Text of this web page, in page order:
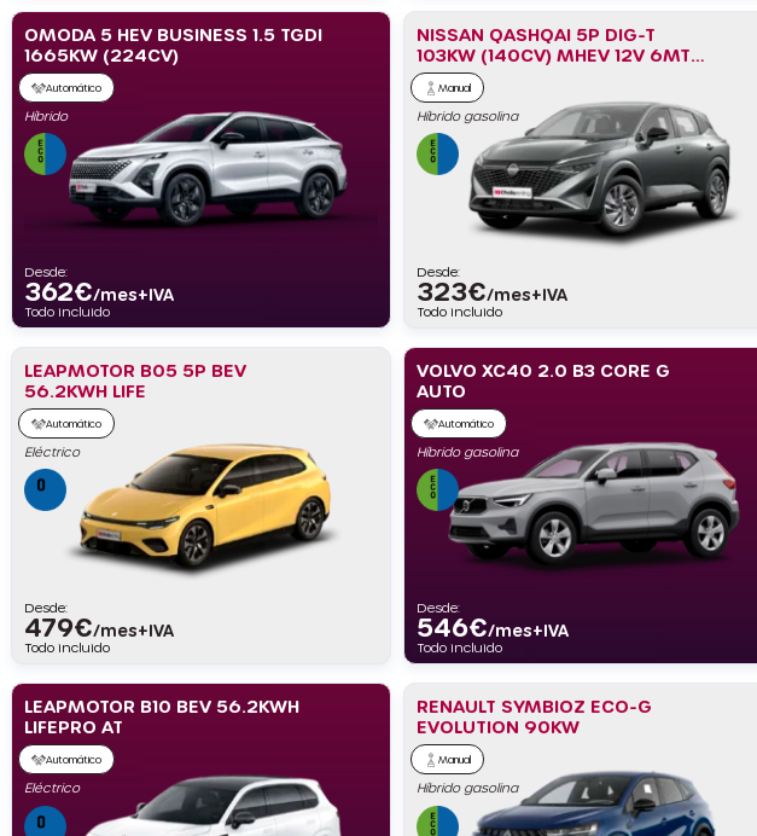
OMODA 5 HEV BUSINESS 1.5 TGDI
1665KW (224CV)
Automático
Híbrido
Desde:
362€/mes+IVA
Todo incluido
NISSAN QASHQAI 5P DIG-T
103KW (140CV) MHEV 12V 6MT
4×2 ACENTA
Manual
Híbrido gasolina
Desde:
323€/mes+IVA
Todo incluido
LEAPMOTOR B05 5P BEV
56.2KWH LIFE
Automático
Eléctrico
Desde:
479€/mes+IVA
Todo incluido
VOLVO XC40 2.0 B3 CORE G
AUTO
Automático
Híbrido gasolina
Desde:
546€/mes+IVA
Todo incluido
LEAPMOTOR B10 BEV 56.2KWH
LIFEPRO AT
Automático
Eléctrico
RENAULT SYMBIOZ ECO-G
EVOLUTION 90KW
Manual
Híbrido gasolina